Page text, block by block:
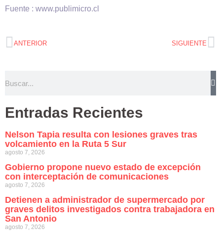
Fuente : www.publimicro.cl
ANTERIOR SIGUIENTE
Entradas Recientes
Nelson Tapia resulta con lesiones graves tras
volcamiento en la Ruta 5 Sur
agosto 7, 2026
Gobierno propone nuevo estado de excepción
con interceptación de comunicaciones
agosto 7, 2026
Detienen a administrador de supermercado por
graves delitos investigados contra trabajadora en
San Antonio
agosto 7, 2026